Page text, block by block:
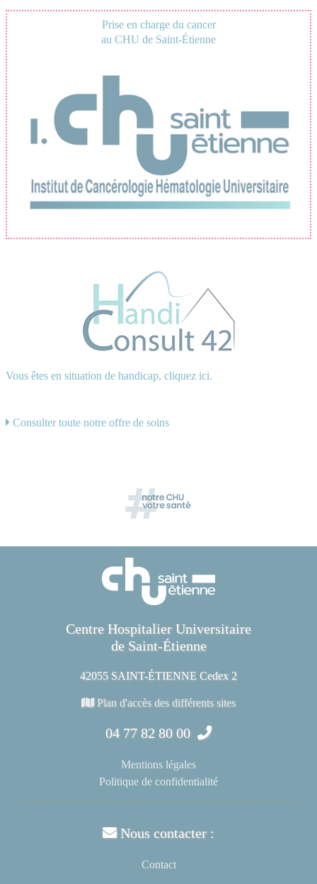
Prise en charge du cancer
au CHU de Saint-Étienne
Vous êtes en situation de handicap, cliquez ici.
Consulter toute notre offre de soins
Centre Hospitalier Universitaire
de Saint-Étienne
42055 SAINT-ÉTIENNE Cedex 2
Plan d'accès des différents sites
04 77 82 80 00
Mentions légales
Politique de confidentialité
Nous contacter :
Contact